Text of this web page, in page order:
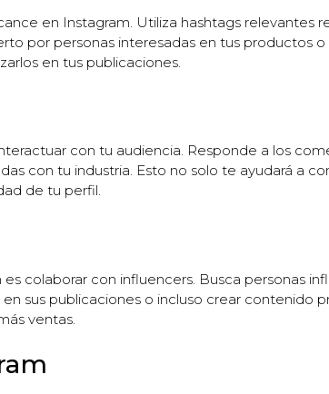
en Instagram. Utiliza hashtags relevantes
por personas interesadas en tus productos o
en tus publicaciones.
con tu audiencia. Responde a los
con tu industria. Esto no solo te ayudará a
de tu perfil.
colaborar con influencers. Busca personas
sus publicaciones o incluso crear contenido
ventas.